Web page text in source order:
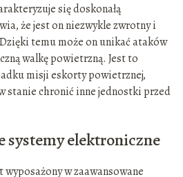
się doskonałą
że jest on niezwykle zwrotny i
temu może on unikać ataków
walkę powietrzną. Jest to
misji eskorty powietrznej,
stanie chronić inne jednostki przed
systemy elektroniczne
w zaawansowane